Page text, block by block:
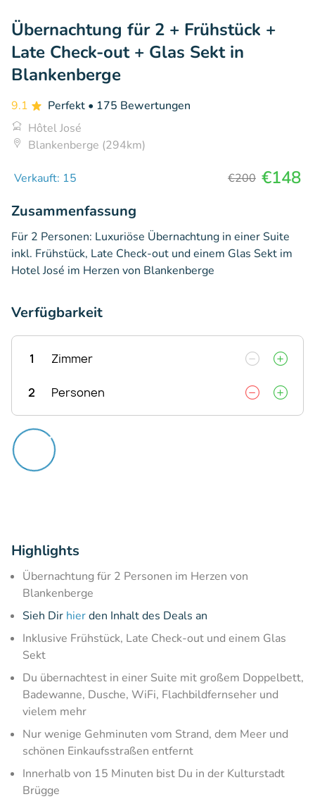
Übernachtung für 2 + Frühstück +
Late Check-out + Glas Sekt in
Blankenberge
9.1 Perfekt • 175 Bewertungen
Hôtel José
Blankenberge (294km)
Verkauft: 15 €200 €148
Zusammenfassung
Für 2 Personen: Luxuriöse Übernachtung in einer Suite
inkl. Frühstück, Late Check-out und einem Glas Sekt im
Hotel José im Herzen von Blankenberge
Verfügbarkeit
1 Zimmer
2 Personen
Highlights
Übernachtung für 2 Personen im Herzen von
Blankenberge
Sieh Dir hierden Inhalt des Deals an
Inklusive Frühstück, Late Check-out und einem Glas
Sekt
Du übernachtest in einer Suite mit großem Doppelbett,
Badewanne, Dusche, WiFi, Flachbildfernseher und
vielem mehr
Nur wenige Gehminuten vom Strand, dem Meer und
schönen Einkaufsstraßen entfernt
Innerhalb von 15 Minuten bist Du in der Kulturstadt
Brügge